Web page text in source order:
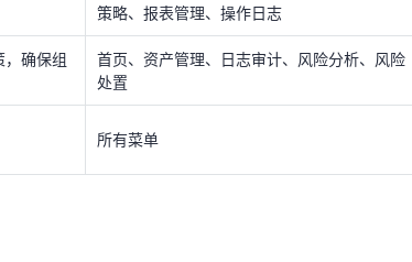
授权范围 配置说明
、
二
若子账号涉及开通、管理
策略、报表管理、操作日志
，确保组
首页、资产管理、日志审计、风险分析、风险
处置
所有菜单